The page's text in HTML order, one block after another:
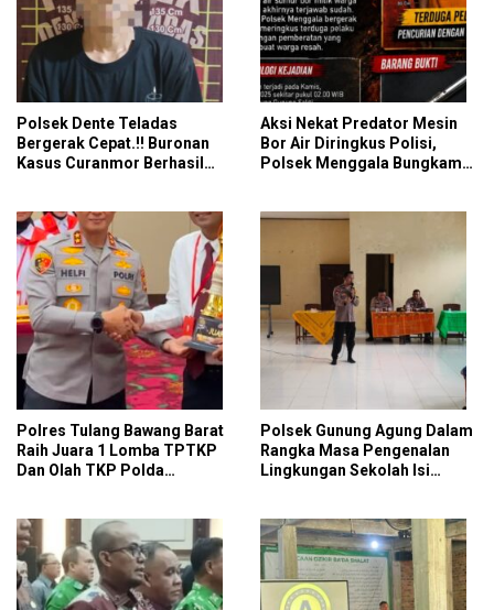
Polsek Dente Teladas
Bergerak Cepat.!! Buronan
Kasus Curanmor Berhasil
Aksi Nekat Predator Mesin
Bor Air Diringkus Polisi,
Polsek Menggala Bungkam
Polres Tulang Bawang Barat
Raih Juara 1 Lomba TPTKP
Dan Olah TKP Polda
Presisi
Polsek Gunung Agung Dalam
Rangka Masa Pengenalan
Lingkungan Sekolah Isi